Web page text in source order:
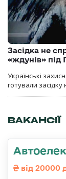
Засідка не
«ждунів» під
Українські
готували
ВАКАНСІЇ
від 20000